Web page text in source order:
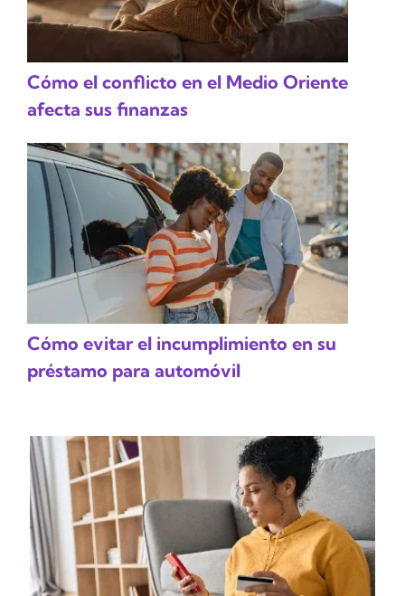
Cómo el conflicto en el Medio Oriente
afecta sus finanzas
Cómo evitar el incumplimiento en su
préstamo para automóvil